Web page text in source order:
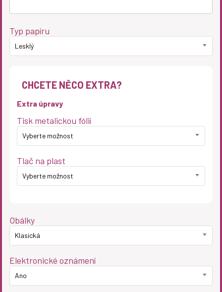
Typ papíru
Lesklý
CHCETE NĚCO EXTRA?
Extra úpravy
Tisk metalickou fólií
Vyberte možnost
Tlač na plast
Vyberte možnost
Obálky
Klasická
Elektronické oznámení
Ano